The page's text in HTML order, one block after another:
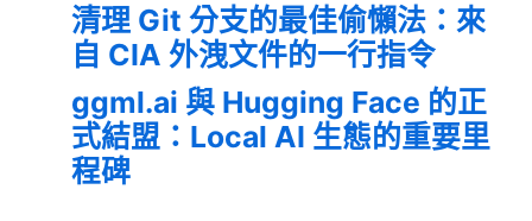
清理 Git 分支的最佳偷懶法：來
自 CIA 外洩文件的一行指令
ggml.ai 與 Hugging Face 的正
式結盟：Local AI 生態的重要里
程碑